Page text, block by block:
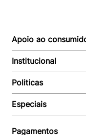
Apoio ao
Autoatendimento
Suporte e reparo
Acompanhar Entrega
Baixe o APP
Institucional
Quem somos
Revendedor
Seja um Revendedor
Trabalhe conosco
Politicas
Política de Entrega
Política de
Política de
Especiais
Pagamentos